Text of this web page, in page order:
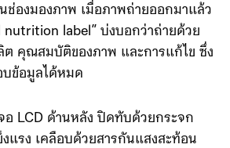
นช่องมองภาพ เมื่อภาพถ่ายออกมาแล้ว
nutrition label” บ่งบอกว่าถ่ายด้วย
ต คุณสมบัติของภาพ และการแก้ไข ซึ่ง
บข้อมูลได้หมด
อ LCD ด้านหลัง ปิดทับด้วยกระจก
แรง เคลือบด้วยสารกันแสงสะท้อน